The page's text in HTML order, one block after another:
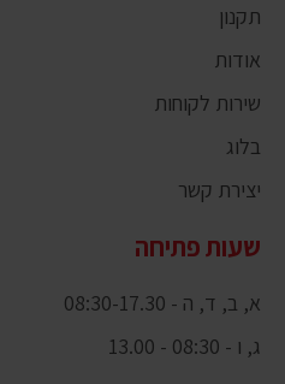
תקנון
אודות
שירות לקוחות
בלוג
יצירת קשר
שעות פתיחה
א, ב, ד, ה - 08:30-17.30
ג, ו - 08:30 - 13.00